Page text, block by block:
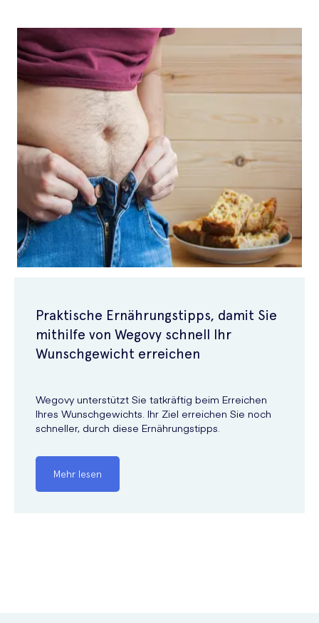
Praktische Ernährungstipps, damit Sie
mithilfe von Wegovy schnell Ihr
Wunschgewicht erreichen
Wegovy unterstützt Sie tatkräftig beim Erreichen
Ihres Wunschgewichts. Ihr Ziel erreichen Sie noch
schneller, durch diese Ernährungstipps.
Mehr lesen